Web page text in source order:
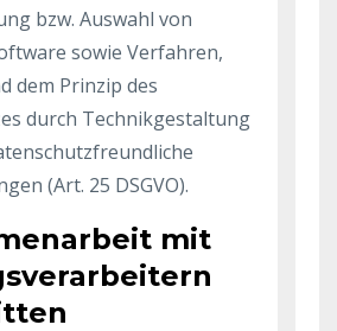
bzw. Auswahl von
sowie Verfahren,
dem Prinzip des
durch Technikgestaltung
(Art. 25 DSGVO).
mit